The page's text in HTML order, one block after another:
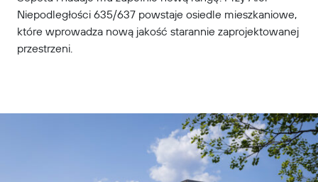
Niepodległości 635/637 powstaje osiedle mieszkaniowe,
które wprowadza nową jakość starannie zaprojektowanej
przestrzeni.